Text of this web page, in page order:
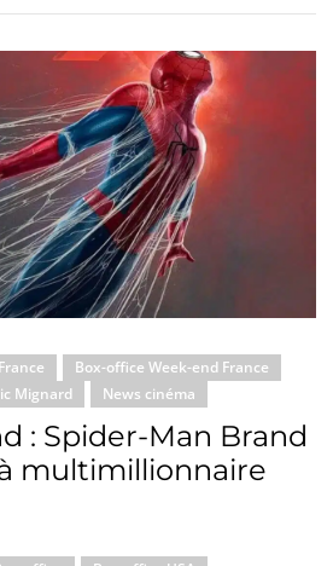
Box-office Week-end France
Mignard News cinéma
: Spider-Man Brand
multimillionnaire